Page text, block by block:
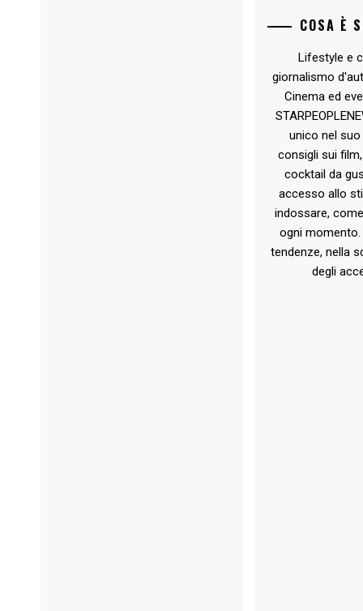
COSA È
Lifestyle e
giornalismo
Cinema ed
unico nel suo
consigli sui
cocktail da
accesso allo
indossare,
ogni
tendenze, nella
degli